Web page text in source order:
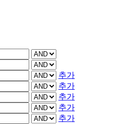
추가
추가
추가
추가
추가